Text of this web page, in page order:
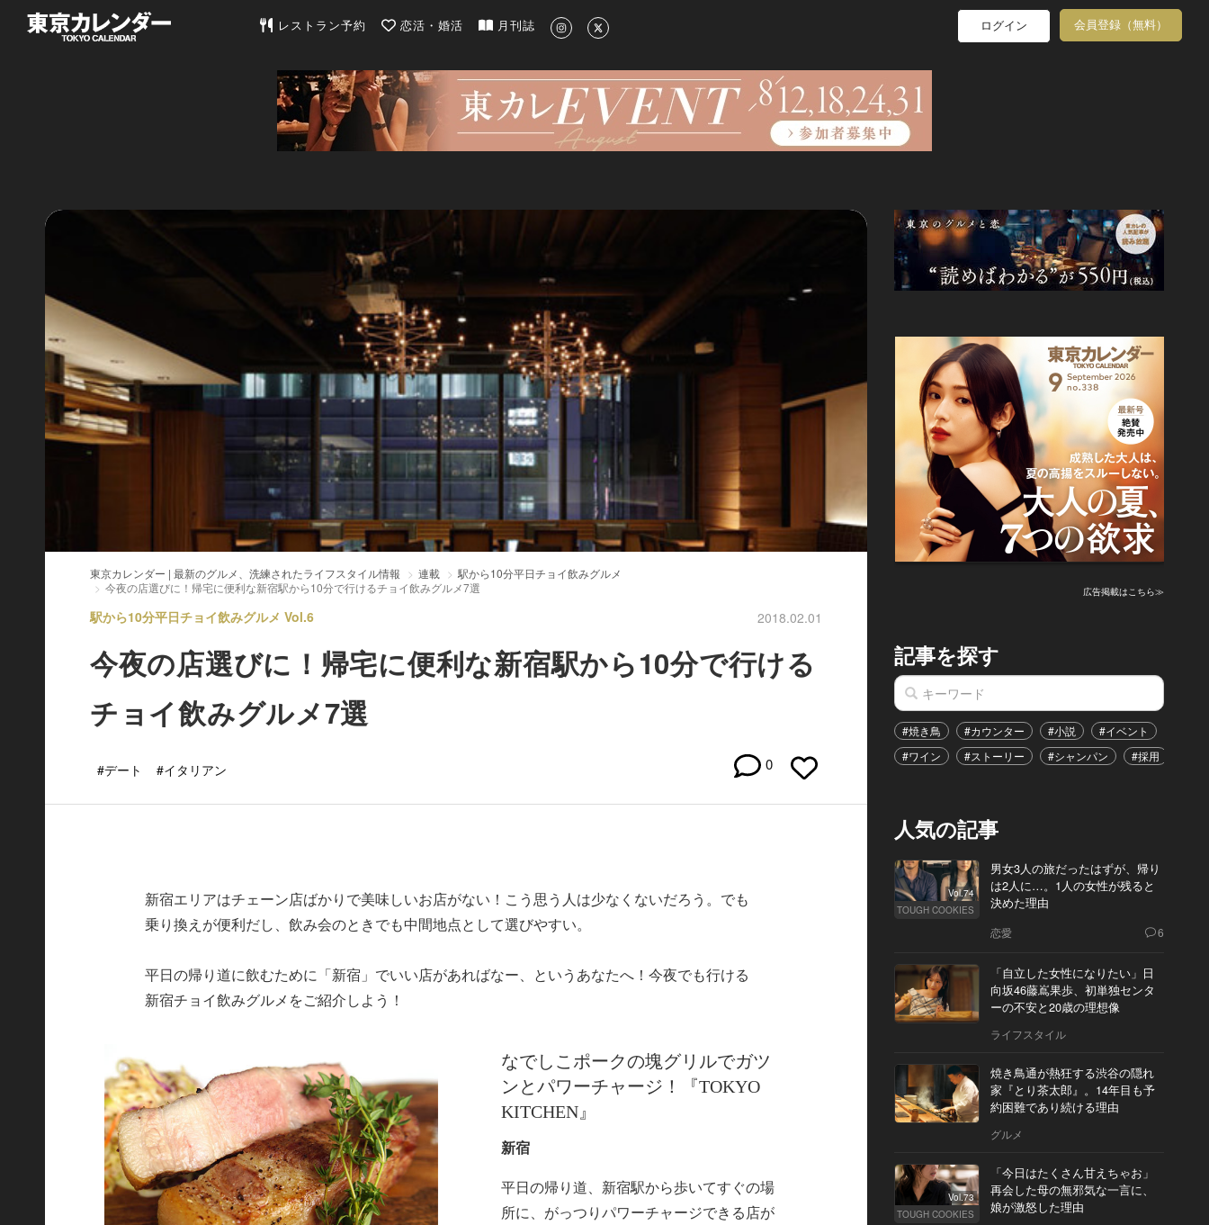
東京カレンダー | 最新のグルメ、洗練されたライフスタイル情報
レストラン予約 恋活・婚活 月刊誌 ログイン 会員登録（無料）
東京カレンダー | 最新のグルメ、洗練されたライフスタイル情報 連載
駅から10分平日チョイ飲みグルメ
今夜の店選びに！帰宅に便利な新宿駅から10分で行けるチョイ飲みグルメ7選
駅から10分平日チョイ飲みグルメ Vol.6 2018.02.01
今夜の店選びに！帰宅に便利な新宿駅から10分で行ける
チョイ飲みグルメ7選
#デート #イタリアン 0
新宿エリアはチェーン店ばかりで美味しいお店がない！こう思う人は少なくないだろう。でも
乗り換えが便利だし、飲み会のときでも中間地点として選びやすい。
平日の帰り道に飲むために「新宿」でいい店があればなー、というあなたへ！今夜でも行ける
新宿チョイ飲みグルメをご紹介しよう！
なでしこポークの塊グリルでガツ
ンとパワーチャージ！『TOKYO
KITCHEN』
新宿
平日の帰り道、新宿駅から歩いてすぐの場
所に、がっつりパワーチャージできる店が
広告掲載はこちら≫
記事を探す
#焼き鳥 #カウンター #小説 #イベント
#ワイン
#ストーリー #シャンパン #採用
人気の記事
Vol.74
TOUGH COOKIES
男女3人の旅だったはずが、帰り
は2人に…。1人の女性が残ると
決めた理由
恋愛 6
「自立した女性になりたい」日
向坂46藤嶌果歩、初単独センタ
ーの不安と20歳の理想像
ライフスタイル
焼き鳥通が熱狂する渋谷の隠れ
家『とり茶太郎』。14年目も予
約困難であり続ける理由
グルメ
Vol.73
TOUGH COOKIES
「今日はたくさん甘えちゃお」
再会した母の無邪気な一言に、
娘が激怒した理由